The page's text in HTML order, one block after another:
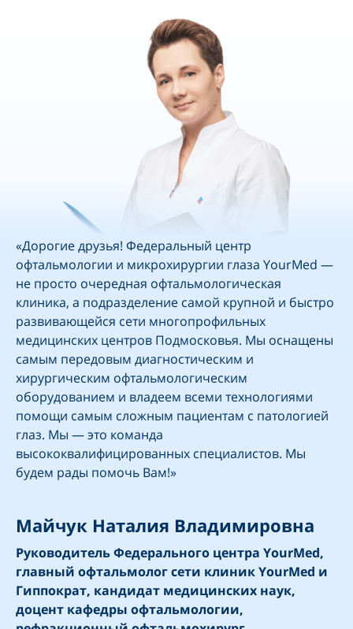
«Дорогие друзья! Федеральный центр
офтальмологии и микрохирургии глаза YourMed —
не просто очередная офтальмологическая
клиника, а подразделение самой крупной и быстро
развивающейся сети многопрофильных
медицинских центров Подмосковья. Мы оснащены
самым передовым диагностическим и
хирургическим офтальмологическим
оборудованием и владеем всеми технологиями
помощи самым сложным пациентам с патологией
глаз. Мы — это команда
высококвалифицированных специалистов. Мы
будем рады помочь Вам!»
Майчук Наталия Владимировна
Руководитель Федерального центра YourMed,
главный офтальмолог сети клиник YourMed и
Гиппократ, кандидат медицинских наук,
доцент кафедры офтальмологии,